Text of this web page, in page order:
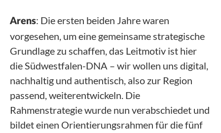
Arens: Die ersten beiden Jahre waren
vorgesehen, um eine gemeinsame strategische
Grundlage zu schaffen, das Leitmotiv ist hier
die Südwestfalen-DNA – wir wollen uns digital,
nachhaltig und authentisch, also zur Region
passend, weiterentwickeln. Die
Rahmenstrategie wurde nun verabschiedet und
bildet einen Orientierungsrahmen für die fünf